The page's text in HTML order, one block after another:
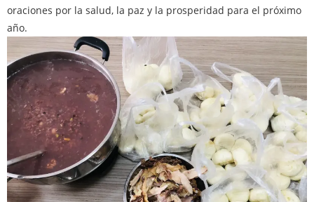
oraciones por la salud, la paz y la prosperidad para el próximo
año.